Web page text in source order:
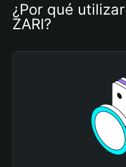
¿Por qué
ZARI?